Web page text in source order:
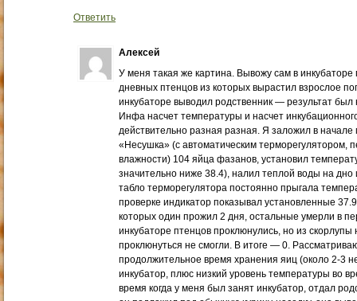
Ответить
Алексей
У меня такая же картина. Вывожу сам в
дневных птенцов из которых вырастил взрослое
инкубаторе выводил родственник — результат
Инфа насчет температуры и насчет
действительно разная разная. Я заложил в начале
«Несушка» (с автоматическим терморегулятором,
влажности) 104 яйца фазанов, установил
значительно ниже 38.4), налил теплой воды на
табло терморегулятора постоянно прыгала
проверке индикатор показывал установленные
которых один прожил 2 дня, остальные умерли в
инкубаторе птенцов проклюнулись, но из
проклюнуться не смогли. В итоге — 0.
продолжительное время хранения яиц (около 2-3
инкубатор, плюс низкий уровень температуры во
время когда у меня был занят инкубатор, отдал